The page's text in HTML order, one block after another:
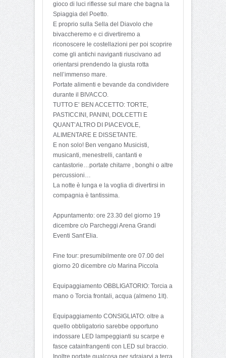
gioco di luci riflesse sul mare che bagna la
Spiaggia del Poetto.
E proprio sulla Sella del Diavolo che
bivaccheremo e ci divertiremo a
riconoscere le costellazioni per poi scoprire
come gli antichi naviganti riuscivano ad
orientarsi prendendo la giusta rotta
nell’immenso mare.
Portate alimenti e bevande da condividere
durante il BIVACCO.
TUTTO E’ BEN ACCETTO: TORTE,
PASTICCINI, PANINI, DOLCETTI E
QUANT’ALTRO DI PIACEVOLE,
ALIMENTARE E DISSETANTE.
E non solo! Ben vengano Musicisti,
musicanti, menestrelli, cantanti e
cantastorie…portate chitarre , bonghi o altre
percussioni…
La notte è lunga e la voglia di divertirsi in
compagnia è tantissima.
Appuntamento: ore 23.30 del giorno 19
dicembre c/o Parcheggi Arena Grandi
Eventi Sant’Elia.
Fine tour: presumibilmente ore 07.00 del
giorno 20 dicembre c/o Marina Piccola
Equipaggiamento OBBLIGATORIO: Torcia a
mano o Torcia frontali, acqua (almeno 1lt).
Equipaggiamento CONSIGLIATO: oltre a
quello obbligatorio sarebbe opportuno
indossare LED lampeggianti su scarpe e
fasce catainfrangenti con LED sul braccio.
Inoltre portate qualcosa per sdraiarvi a terra